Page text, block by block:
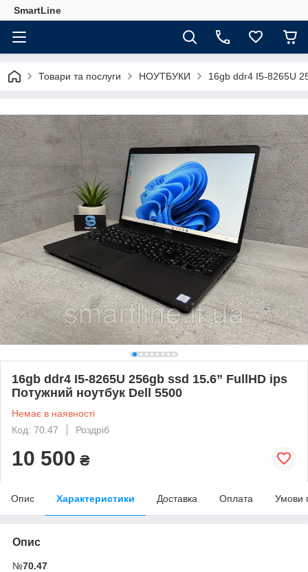
SmartLine
Товари та послуги НОУТБУКИ 16gb ddr4 I5-8265U
16gb ddr4 I5-8265U 256gb ssd 15.6” FullHD ips
Потужний ноутбук Dell 5500
Немає в наявності
Код: 70.47
Роздріб
10 500 ₴
Опис Характеристики Доставка Оплата Умови
Опис
№70.47